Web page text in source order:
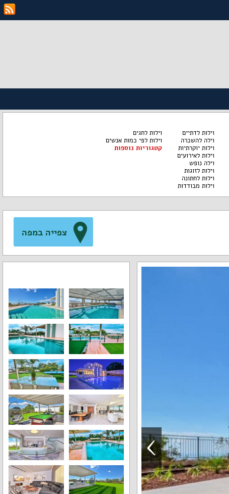
וילות לדתיים
וילה להשכרה
וילות יוקרתיות
וילות לאירועים
וילה נופש
וילות לזוגות
וילות לחתונה
וילות מבודדות
וילות לחגים
וילות לפי כמות אנשים
קטגוריות נוספות
צפייה במפה